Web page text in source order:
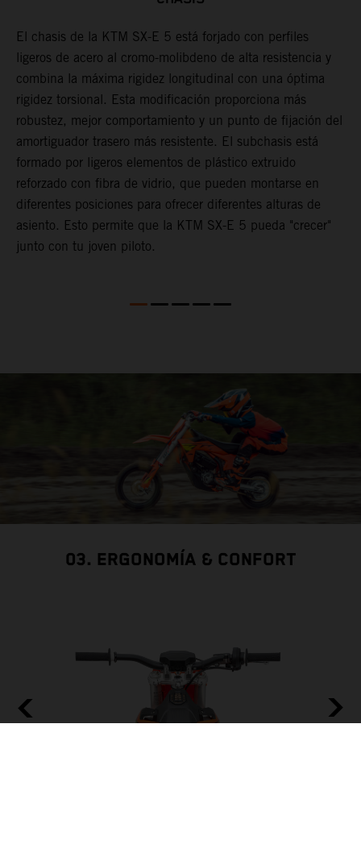
El chasis de la KTM SX-E 5 está forjado con perfiles
ligeros de acero al cromo-molibdeno de alta resistencia y
combina la máxima rigidez longitudinal con una óptima
rigidez torsional. Esta modificación proporciona más
robustez, mejor comportamiento y un punto de fijación del
amortiguador trasero más resistente. El subchasis está
formado por ligeros elementos de plástico extruido
reforzado con fibra de vidrio, que pueden montarse en
diferentes posiciones para ofrecer diferentes alturas de
asiento. Esto permite que la KTM SX-E 5 pueda "crecer"
junto con tu joven piloto.
03. ERGONOMÍA & CONFORT